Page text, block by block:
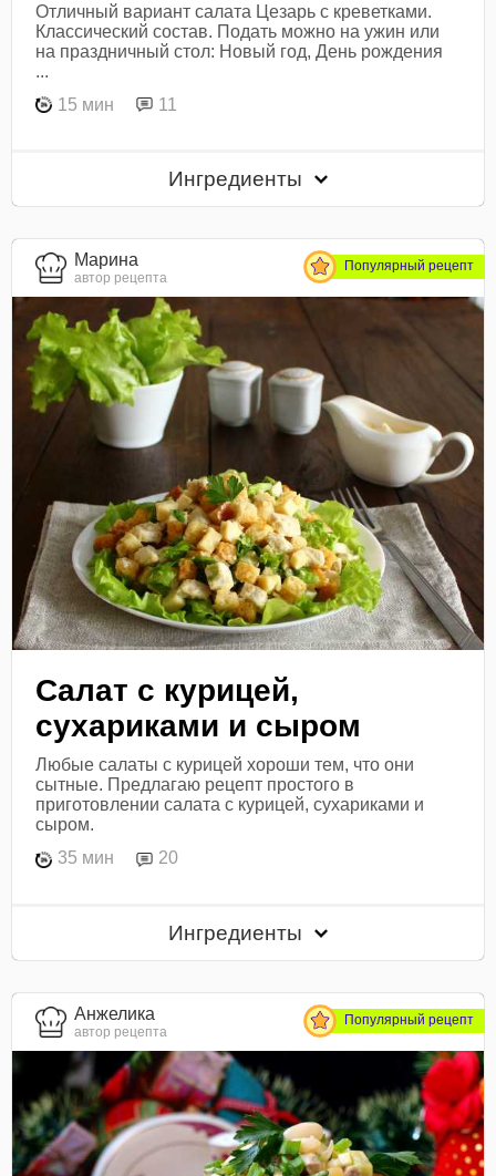
Отличный вариант салата Цезарь с креветками.
Классический состав. Подать можно на ужин или
на праздничный стол: Новый год, День рождения
...
15 мин
11
Ингредиенты
Марина
автор рецепта
Популярный рецепт
Салат с курицей,
сухариками и сыром
Любые салаты с курицей хороши тем, что они
сытные. Предлагаю рецепт простого в
приготовлении салата с курицей, сухариками и
сыром.
35 мин
20
Ингредиенты
Анжелика
автор рецепта
Популярный рецепт